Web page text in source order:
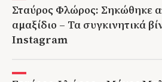
Σταύρος Φλώρος: Σηκώθηκε
αμαξίδιο – Τα συγκινητικά
Instagram